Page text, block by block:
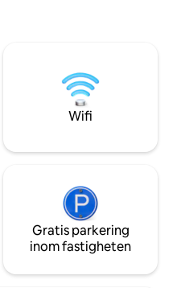
Casino
☞ 12
Wifi
Gratis parkering
inom fastigheten